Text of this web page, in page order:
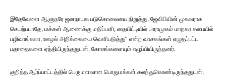
இதேவேளை ஆளுநரே ஜனநாயக படுகொலையை நிறுத்து, ஜேவிபியின் முகவராக
செயற்படாதே, மக்கள் ஆணைக்கு மதிப்பளி, தையிட்டியில் பாராமுகம் மாநகர சபையில்
பழிவாங்கலா, ஊழல் அறிக்கையை வெளிபடுத்து” என்ற வாசகங்கள் எழுதப்பட்ட
பதாதைகளை ஏந்தியிருந்ததுடன், கோசங்களையும் எழுப்பியிருந்தனர்.
குறித்த ஆர்ப்பாட்டத்தில் பெருமளவான பொதுமக்கள் கலந்துகொண்டிருந்ததுடன்,